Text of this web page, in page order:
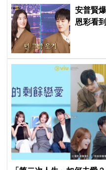
安普賢
恩彩看